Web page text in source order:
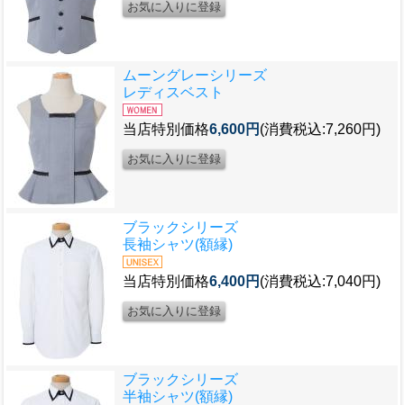
ムーングレーシリーズ
レディスベスト
当店特別価格6,600円 (消費税込:7,260円)
ブラックシリーズ
長袖シャツ(額縁)
当店特別価格6,400円 (消費税込:7,040円)
ブラックシリーズ
半袖シャツ(額縁)